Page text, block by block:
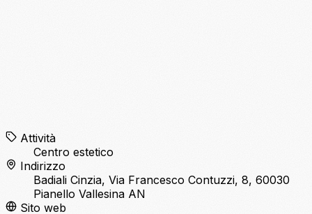
Attività
Centro estetico
Indirizzo
Badiali Cinzia, Via Francesco Contuzzi, 8, 60030
Pianello Vallesina AN
Sito web